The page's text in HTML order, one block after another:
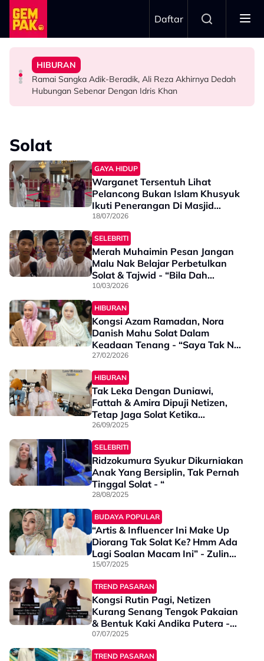
Skip to main content
Daftar
HIBURAN
Impian Yusry Untuk Dikenali Sebagai Penyanyi Rock -
“Bila Saya Cakap Dengan Lisa Nak Buat…”
HIBURAN
Ramai Sangka Adik-Beradik, Ali Reza Akhirnya Dedah
Hubungan Sebenar Dengan Idris Khan
HIBURAN
“Ramai Pihak Dekati Saya, Jaclyn Victor & Ning Baizura
Untuk…” - Shila Amzah
HIBURAN
Zain Saidin Syukur Kembali Shooting, Akui Lagi Suka
Bawa Watak Jahat - “Tak Semestinya Hero Saja
Menyerlah…”
Solat
GAYA HIDUP
Warganet Tersentuh Lihat
Pelancong Bukan Islam Khusyuk
Ikuti Penerangan Di Masjid
Negara
18/07/2026
SELEBRITI
Merah Muhaimin Pesan Jangan
Malu Nak Belajar Perbetulkan
Solat & Tajwid - “Bila Dah
Dewasa, Kita Akan Tahu…”
10/03/2026
HIBURAN
Kongsi Azam Ramadan, Nora
Danish Mahu Solat Dalam
Keadaan Tenang - “Saya Tak Nak
Ia Terasa Seperti…”
27/02/2026
HIBURAN
Tak Leka Dengan Duniawi,
Fattah & Amira Dipuji Netizen,
Tetap Jaga Solat Ketika
Honeymoon - “Jalan Tak Pegang
Tangan Mungkin Jaga Wuduk”
26/09/2025
SELEBRITI
Ridzokumura Syukur Dikurniakan
Anak Yang Bersiplin, Tak Pernah
Tinggal Solat - “
28/08/2025
BUDAYA POPULAR
“Artis & Influencer Ini Make Up
Diorang Tak Solat Ke? Hmm Ada
Lagi Soalan Macam Ini” - Zulin
Aziz
15/07/2025
TREND PASARAN
Kongsi Rutin Pagi, Netizen
Kurang Senang Tengok Pakaian
& Bentuk Kaki Andika Putera -
“Tahajud Semua Elok Dah,
Kenapa Pakai…”
07/07/2025
TREND PASARAN